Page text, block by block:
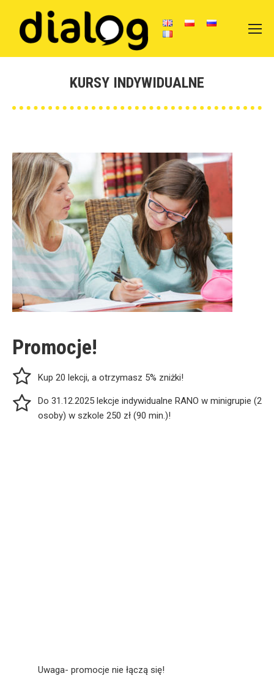
KURSY INDYWIDUALNE
Promocje!
Kup 20 lekcji, a otrzymasz 5% zniżki!
Do 31.12.2025 lekcje indywidualne RANO w minigrupie (2
osoby) w szkole 250 zł (90 min.)!
Uwaga- promocje nie łączą się!